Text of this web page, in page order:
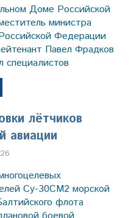
Доме Российской
министра
Федерации
Павел Фрадков
специалистов
лётчиков
авиации
Су-30СМ2 морской
флота